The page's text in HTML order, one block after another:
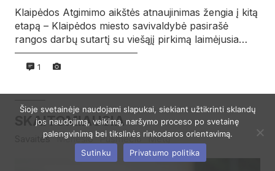
Klaipėdos Atgimimo aikštės atnaujinimas žengia į kitą
etapą – Klaipėdos miesto savivaldybė pasirašė
rangos darbų sutartį su viešąjį pirkimą laimėjusia…
1
SKAITOMIAUSIA
Savaitės Mėnesio Pusmečio Metų
Šioje svetainėje naudojami slapukai, siekiant užtikrinti sklandų
jos naudojimą, veikimą, naršymo proceso po svetainę
palengvinimą bei tikslinės rinkodaros orientavimą.
Sutinku
Privatumo politika